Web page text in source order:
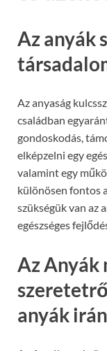
Az anyák
Az anyaság
családban
gondoskodás,
elképzelni egy
valamint egy
különösen fontos
szükségük van az
egészséges
Az Anyák
anyák